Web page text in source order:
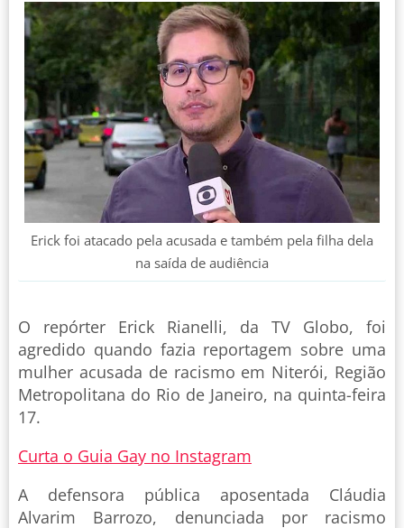
Erick foi atacado pela acusada e também pela filha dela
na saída de audiência
O repórter Erick Rianelli, da TV Globo, foi
agredido quando fazia reportagem sobre uma
mulher acusada de racismo em Niterói, Região
Metropolitana do Rio de Janeiro, na quinta-feira
17.
Curta o Guia Gay no Instagram
A defensora pública aposentada Cláudia
Alvarim Barrozo, denunciada por racismo